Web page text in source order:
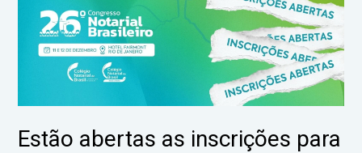
Estão abertas as inscrições para